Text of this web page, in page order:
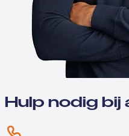
Hulp nodig bij